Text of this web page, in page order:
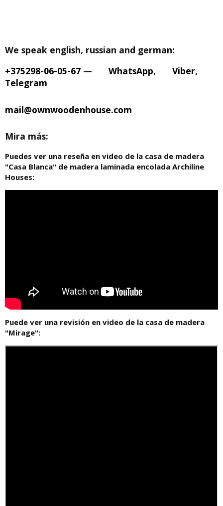
We speak english, russian and german:
+375298-06-05-67 — WhatsApp, Viber,
Telegram
mail@ownwoodenhouse.com
Mira más:
Puedes ver una reseña en video de la casa de madera
"Casa Blanca" de madera laminada encolada Archiline
Houses:
Puede ver una revisión en video de la casa de madera
"Mirage":